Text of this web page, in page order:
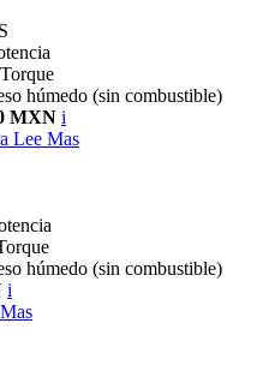
Torque
húmedo (sin combustible)
MXN i
Lee Mas
húmedo (sin combustible)
i